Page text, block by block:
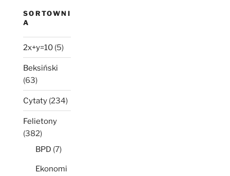
SORTOWNI
A
2x+y=10 (5)
Beksiński
(63)
Cytaty (234)
Felietony
(382)
BPD (7)
Ekonomi